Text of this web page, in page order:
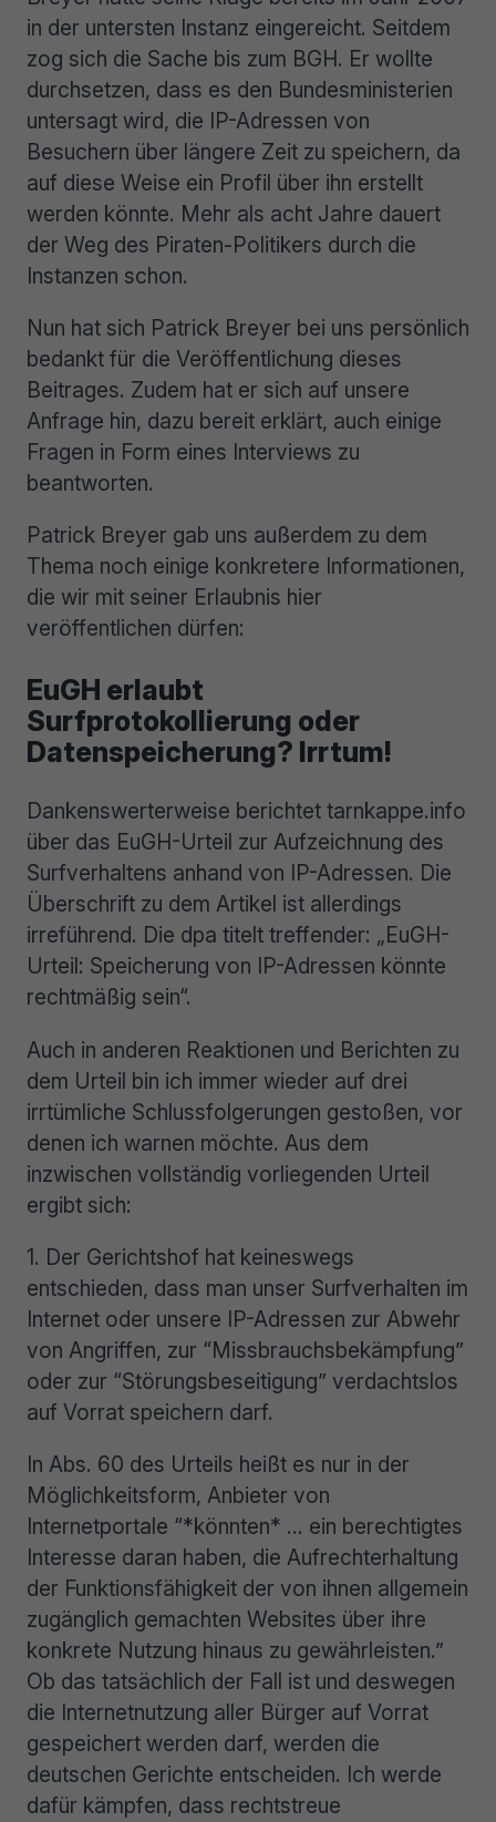
in der untersten Instanz eingereicht. Seitdem
zog sich die Sache bis zum BGH. Er wollte
durchsetzen, dass es den Bundesministerien
untersagt wird, die IP-Adressen von
Besuchern über längere Zeit zu speichern, da
auf diese Weise ein Profil über ihn erstellt
werden könnte. Mehr als acht Jahre dauert
der Weg des Piraten-Politikers durch die
Instanzen schon.
Nun hat sich Patrick Breyer bei uns persönlich
bedankt für die Veröffentlichung dieses
Beitrages. Zudem hat er sich auf unsere
Anfrage hin, dazu bereit erklärt, auch einige
Fragen in Form eines Interviews zu
beantworten.
Patrick Breyer gab uns außerdem zu dem
Thema noch einige konkretere Informationen,
die wir mit seiner Erlaubnis hier
veröffentlichen dürfen:
EuGH erlaubt
Surfprotokollierung oder
Datenspeicherung? Irrtum!
Dankenswerterweise berichtet tarnkappe.info
über das EuGH-Urteil zur Aufzeichnung des
Surfverhaltens anhand von IP-Adressen. Die
Überschrift zu dem Artikel ist allerdings
irreführend. Die dpa titelt treffender: „EuGH-
Urteil: Speicherung von IP-Adressen könnte
rechtmäßig sein“.
Auch in anderen Reaktionen und Berichten zu
dem Urteil bin ich immer wieder auf drei
irrtümliche Schlussfolgerungen gestoßen, vor
denen ich warnen möchte. Aus dem
inzwischen vollständig vorliegenden Urteil
ergibt sich:
1. Der Gerichtshof hat keineswegs
entschieden, dass man unser Surfverhalten im
Internet oder unsere IP-Adressen zur Abwehr
von Angriffen, zur “Missbrauchsbekämpfung”
oder zur “Störungsbeseitigung” verdachtslos
auf Vorrat speichern darf.
In Abs. 60 des Urteils heißt es nur in der
Möglichkeitsform, Anbieter von
Internetportale “*könnten* … ein berechtigtes
Interesse daran haben, die Aufrechterhaltung
der Funktionsfähigkeit der von ihnen allgemein
zugänglich gemachten Websites über ihre
konkrete Nutzung hinaus zu gewährleisten.”
Ob das tatsächlich der Fall ist und deswegen
die Internetnutzung aller Bürger auf Vorrat
gespeichert werden darf, werden die
deutschen Gerichte entscheiden. Ich werde
dafür kämpfen, dass rechtstreue